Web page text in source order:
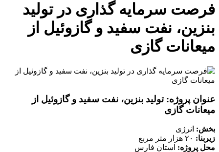
فرصت سرمایه گذاری در تولید
بنزین، نفت سفید و گازوئیل از
میعانات گازی
عنوان پروژه: تولید بنزین، نفت سفید و گازوئیل از
میعانات گازی
بخش: انرژی
زیربنا:
محل پروژه: استان فارس